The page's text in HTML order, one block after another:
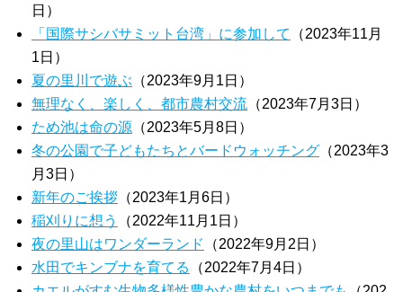
日）
「国際サシバサミット台湾」に参加して
（2023年11月
1日）
夏の里川で遊ぶ （2023年9月1日）
無理なく、楽しく、都市農村交流 （2023年7月3日）
ため池は命の源 （2023年5月8日）
冬の公園で子どもたちとバードウォッチング （2023年3
月3日）
新年のご挨拶 （2023年1月6日）
稲刈りに想う
（2022年11月1日）
夜の里山はワンダーランド
（2022年9月2日）
水田でキンブナを育てる
（2022年7月4日）